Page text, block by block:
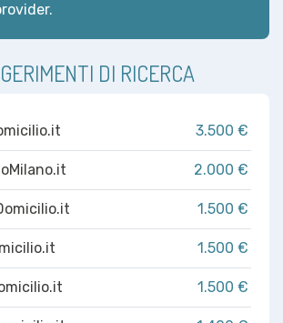
DI RICERCA
3.500 €
2.000 €
1.500 €
1.500 €
1.500 €